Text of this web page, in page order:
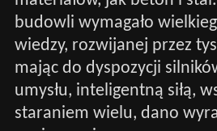
budowli wymagało
wiedzy, rozwijanej przez
mając do dyspozycji
umysłu, inteligentną siłą,
staraniem wielu, dano